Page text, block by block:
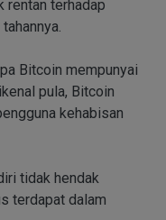
rentan terhadap
Bitcoin mempunyai
pula, Bitcoin
kehabisan
tidak hendak
terdapat dalam